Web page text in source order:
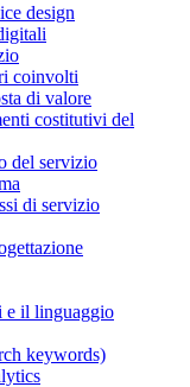
design
coinvolti
di valore
costitutivi del
del servizio
di servizio
e il linguaggio
keywords)